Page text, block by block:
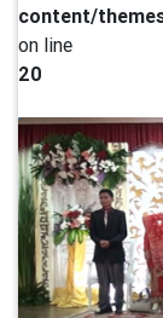
content/
on line
20